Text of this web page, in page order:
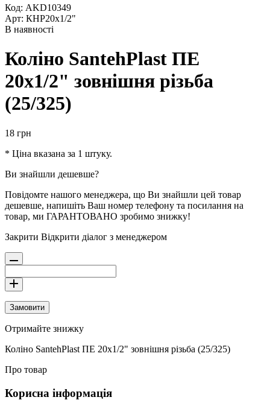
Код: AKD10349
Арт: КНР20x1/2"
В наявності
Коліно SantehPlast ПЕ
20x1/2" зовнішня різьба
(25/325)
18 грн
* Ціна вказана за 1 штуку.
Ви знайшли дешевше?
Повідомте нашого менеджера, що Ви знайшли цей товар
дешевше, напишіть Ваш номер телефону та посилання на
товар, ми ГАРАНТОВАНО зробимо знижку!
Закрити Відкрити діалог з менеджером
Замовити
Отримайте знижку
Коліно SantehPlast ПЕ 20x1/2" зовнішня різьба (25/325)
Про товар
Корисна інформація